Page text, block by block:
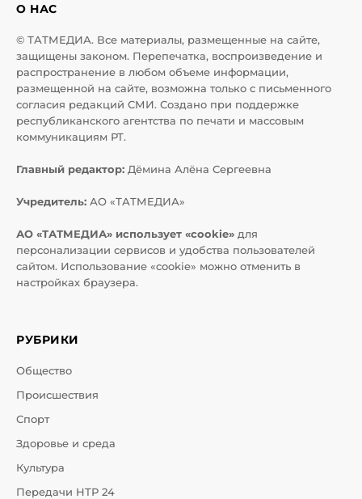
О НАС
© ТАТМЕДИА. Все материалы, размещенные на сайте,
защищены законом. Перепечатка, воспроизведение и
распространение в любом объеме информации,
размещенной на сайте, возможна только с письменного
согласия редакций СМИ. Создано при поддержке
республиканского агентства по печати и массовым
коммуникациям РТ.
Главный редактор: Дёмина Алёна Сергеевна
Учредитель: АО «ТАТМЕДИА»
АО «ТАТМЕДИА» использует «cookie» для
персонализации сервисов и удобства пользователей
сайтом. Использование «cookie» можно отменить в
настройках браузера.
РУБРИКИ
Общество
Происшествия
Спорт
Здоровье и среда
Культура
Передачи НТР 24